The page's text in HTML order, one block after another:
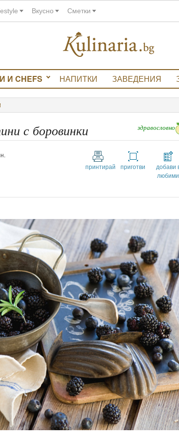
Вкусно Сметки
И CHEFS НАПИТКИ ЗАВЕДЕНИЯ
с боровинки здравословно
принтирай приготви
добави
любими